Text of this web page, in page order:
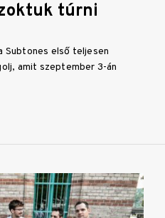
túrni
Subtones első teljesen
amit szeptember 3-án